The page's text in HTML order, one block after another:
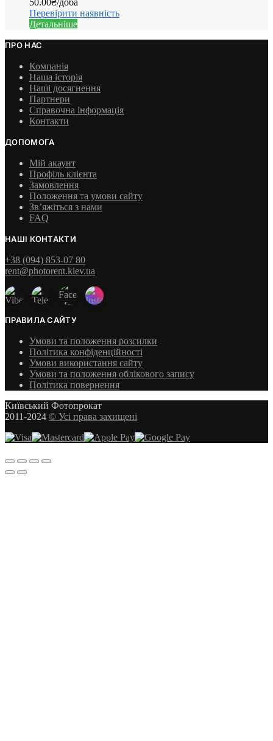
Перевірити наявність
Детальніше
ПРО НАС
Компанія
Наша історія
Наші досягнення
Партнери
Справочна інформація
Контакти
ДОПОМОГА
Мій акаунт
Профіль клієнта
Замовлення
Положення та умови сайту
Зв’яжіться з нами
FAQ
НАШІ КОНТАКТИ
+38 (094) 853-07 80
rent@photorent.kiev.ua
ПРАВИЛА САЙТУ
Умови та положення розсилки
Політика конфіденційності
Умови використання сайту
Умови та положення облікового запису
Політика повернення
Київський Фотопрокат
2011-2024 © Усі права захищені